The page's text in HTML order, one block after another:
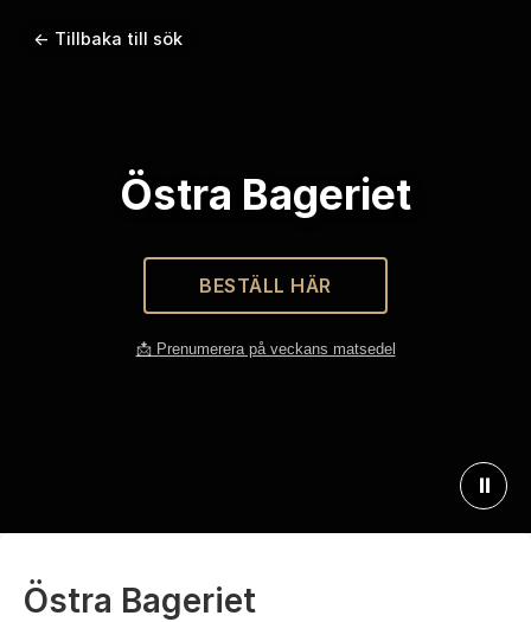
← Tillbaka till sök
Östra Bageriet
BESTÄLL HÄR
📩 Prenumerera på veckans matsedel
⏸
Östra Bageriet